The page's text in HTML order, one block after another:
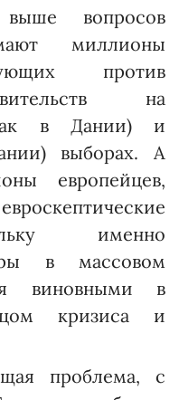
вопросов
миллионы
против
на
в Дании) и
выборах. А
европейцев,
именно
в массовом
виновными в
кризиса и
проблема, с